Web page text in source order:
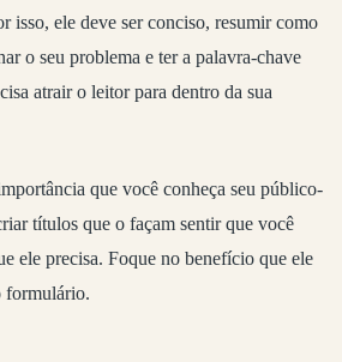
isso, ele deve ser conciso, resumir como
o seu problema e ter a palavra-chave
atrair o leitor para dentro da sua
que você conheça seu público-
títulos que o façam sentir que você
ele precisa. Foque no benefício que ele
formulário.